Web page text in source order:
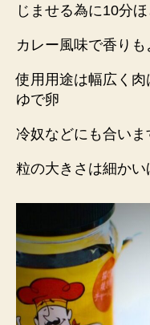
じませる為に10分
カレー風味で香りも
使用用途は幅広く
ゆで卵
冷奴などにも合いま
粒の大きさは細かい